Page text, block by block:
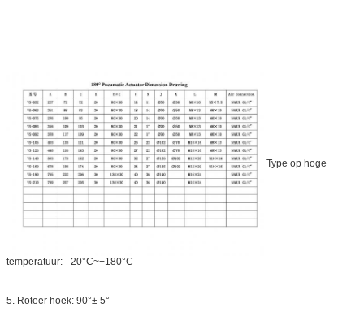
Type op hoge
temperatuur: - 20°C~+180°C
5. Roteer hoek: 90°± 5°